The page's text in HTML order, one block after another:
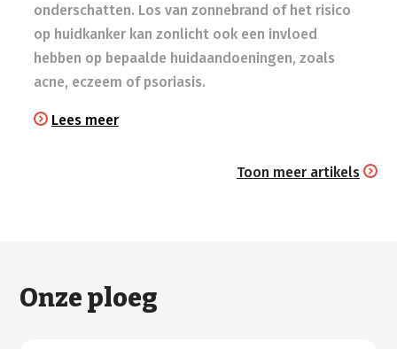
onderschatten. Los van zonnebrand of het risico
op huidkanker kan zonlicht ook een invloed
hebben op bepaalde huidaandoeningen, zoals
acne, eczeem of psoriasis.
Lees meer
Toon meer artikels
Onze ploeg